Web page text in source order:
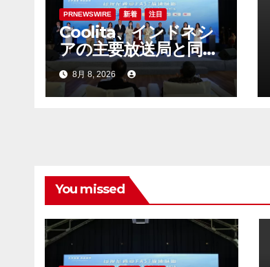
PRNEWSWIRE 新着 注目
Coolita、インドネシ
アの主要放送局と同国
初のFASTメディア連
合を設立
8月 8, 2026
You missed